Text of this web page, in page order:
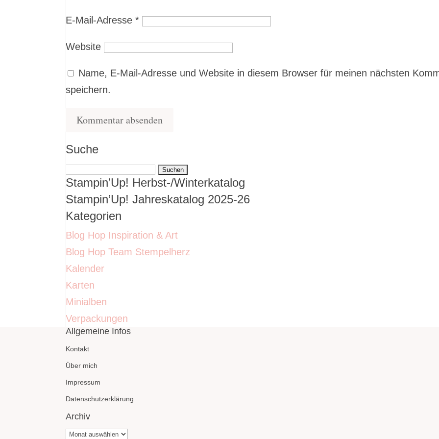
E-Mail-Adresse*
Website
Name, E-Mail-Adresse und Website in diesem Browser für meinen nächsten
speichern.
Suche
Suchen
nach:
Stampin’Up! Herbst-/Winterkatalog
Stampin’Up! Jahreskatalog 2025-26
Kategorien
Blog Hop Inspiration & Art
Blog Hop Team Stempelherz
Kalender
Karten
Minialben
Verpackungen
Allgemeine Infos
Kontakt
Über mich
Impressum
Datenschutzerklärung
Archiv
Archiv